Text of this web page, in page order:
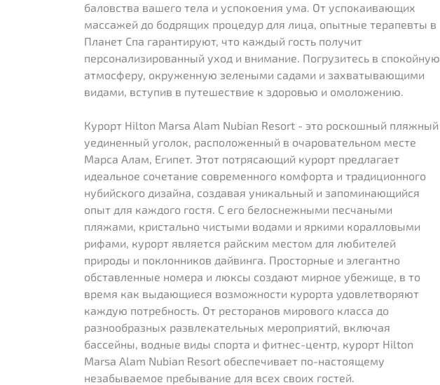
баловства вашего тела и успокоения ума. От успокаивающих
массажей до бодрящих процедур для лица, опытные терапевты в
Планет Спа гарантируют, что каждый гость получит
персонализированный уход и внимание. Погрузитесь в спокойную
атмосферу, окруженную зелеными садами и захватывающими
видами, вступив в путешествие к здоровью и омоложению.
Курорт Hilton Marsa Alam Nubian Resort - это роскошный пляжный
уединенный уголок, расположенный в очаровательном месте
Марса Алам, Египет. Этот потрясающий курорт предлагает
идеальное сочетание современного комфорта и традиционного
нубийского дизайна, создавая уникальный и запоминающийся
опыт для каждого гостя. С его белоснежными песчаными
пляжами, кристально чистыми водами и яркими коралловыми
рифами, курорт является райским местом для любителей
природы и поклонников дайвинга. Просторные и элегантно
обставленные номера и люксы создают мирное убежище, в то
время как выдающиеся возможности курорта удовлетворяют
каждую потребность. От ресторанов мирового класса до
разнообразных развлекательных мероприятий, включая
бассейны, водные виды спорта и фитнес-центр, курорт Hilton
Marsa Alam Nubian Resort обеспечивает по-настоящему
незабываемое пребывание для всех своих гостей.